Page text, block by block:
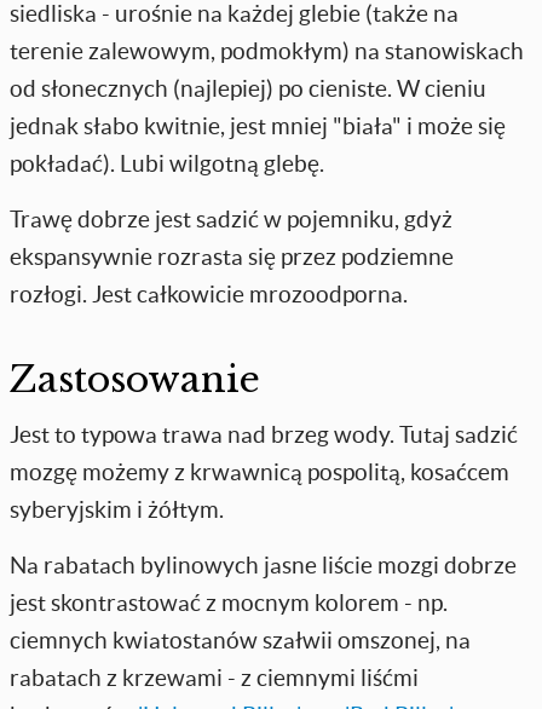
siedliska - urośnie na każdej glebie (także na
terenie zalewowym, podmokłym) na stanowiskach
od słonecznych (najlepiej) po cieniste. W cieniu
jednak słabo kwitnie, jest mniej "biała" i może się
pokładać). Lubi wilgotną glebę.
Trawę dobrze jest sadzić w pojemniku, gdyż
ekspansywnie rozrasta się przez podziemne
rozłogi. Jest całkowicie mrozoodporna.
Zastosowanie
Jest to typowa trawa nad brzeg wody. Tutaj sadzić
mozgę możemy z krwawnicą pospolitą, kosaćcem
syberyjskim i żółtym.
Na rabatach bylinowych jasne liście mozgi dobrze
jest skontrastować z mocnym kolorem - np.
ciemnych kwiatostanów szałwii omszonej, na
rabatach z krzewami - z ciemnymi liśćmi